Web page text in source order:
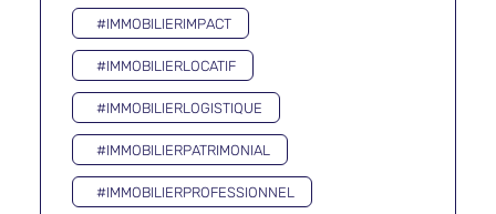
#IMMOBILIERIMPACT
#IMMOBILIERLOCATIF
#IMMOBILIERLOGISTIQUE
#IMMOBILIERPATRIMONIAL
#IMMOBILIERPROFESSIONNEL